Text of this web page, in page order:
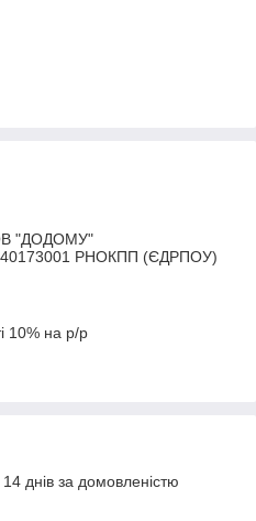
"ДОДОМУ"
РНОКПП (ЄДРПОУ)
10% на р/р
днів за домовленістю